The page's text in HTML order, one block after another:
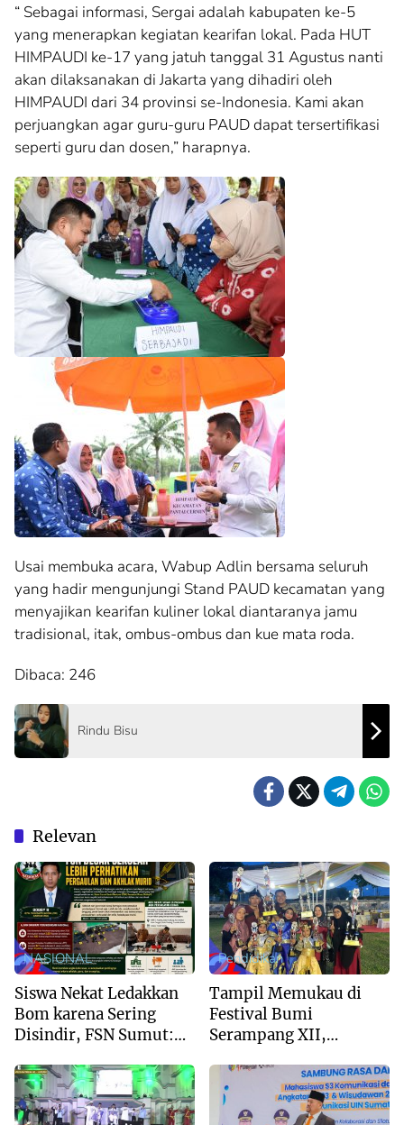
“ Sebagai informasi, Sergai adalah kabupaten ke-5
yang menerapkan kegiatan kearifan lokal. Pada HUT
HIMPAUDI ke-17 yang jatuh tanggal 31 Agustus nanti
akan dilaksanakan di Jakarta yang dihadiri oleh
HIMPAUDI dari 34 provinsi se-Indonesia. Kami akan
perjuangkan agar guru-guru PAUD dapat tersertifikasi
seperti guru dan dosen,” harapnya.
Usai membuka acara, Wabup Adlin bersama seluruh
yang hadir mengunjungi Stand PAUD kecamatan yang
menyajikan kearifan kuliner lokal diantaranya jamu
tradisional, itak, ombus-ombus dan kue mata roda.
Dibaca: 246
Rindu Bisu
Relevan
NASIONAL
Siswa Nekat Ledakkan
Bom karena Sering
Disindir, FSN Sumut:
Kejar Nilai Akademik
Pendidikan
Tampil Memukau di
Festival Bumi
Serampang XII,
Husna Sabet Juara
Umum I